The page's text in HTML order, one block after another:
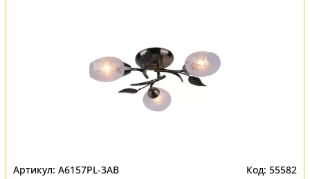
A6157PL-3AB 55582